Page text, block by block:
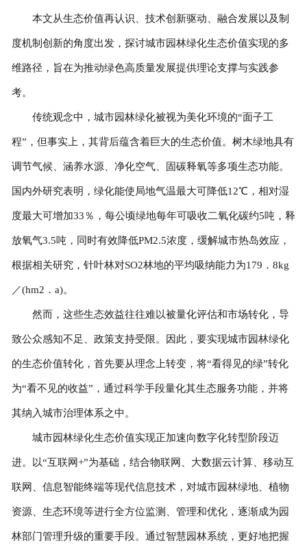
本文从生态价值再认识、技术创新驱动、融合发展以及制
度机制创新的角度出发，探讨城市园林绿化生态价值实现的多
维路径，旨在为推动绿色高质量发展提供理论支撑与实践参
考。
传统观念中，城市园林绿化被视为美化环境的“面子工
程”，但事实上，其背后蕴含着巨大的生态价值。树木绿地具有
调节气候、涵养水源、净化空气、固碳释氧等多项生态功能。
国内外研究表明，绿化能使局地气温最大可降低12℃，相对湿
度最大可增加33％，每公顷绿地每年可吸收二氧化碳约5吨，释
放氧气3.5吨，同时有效降低PM2.5浓度，缓解城市热岛效应，
根据相关研究，针叶林对SO2林地的平均吸纳能力为179．8kg
／(hm2．a)。
然而，这些生态效益往往难以被量化评估和市场转化，导
致公众感知不足、政策支持受限。因此，要实现城市园林绿化
的生态价值转化，首先要从理念上转变，将“看得见的绿”转化
为“看不见的收益”，通过科学手段量化其生态服务功能，并将
其纳入城市治理体系之中。
城市园林绿化生态价值实现正加速向数字化转型阶段迈
进。以“互联网+”为基础，结合物联网、大数据云计算、移动互
联网、信息智能终端等现代信息技术，对城市园林绿地、植物
资源、生态环境等进行全方位监测、管理和优化，逐渐成为园
林部门管理升级的重要手段。通过智慧园林系统，更好地把握